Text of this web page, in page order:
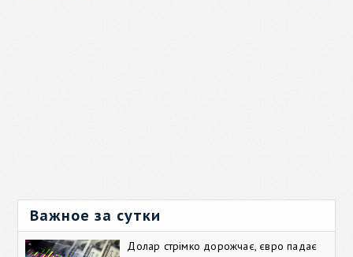
Важное за сутки
Долар стрімко дорожчає, євро падає